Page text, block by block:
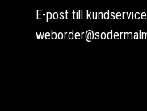
E-post till